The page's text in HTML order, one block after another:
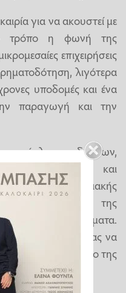
για να ακουστεί με
τρόπο η φωνή της
επιχειρήσεις
λιγότερα
υποδομές και ένα
παραγωγή και την
πυρόπληκτων δανείων,
των οδικών και
της πανεπιστημιακής
Ολυμπίας και της
αιτήματα.
ο νομός μας να
μοντέλο της